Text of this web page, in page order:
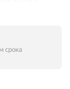
срока